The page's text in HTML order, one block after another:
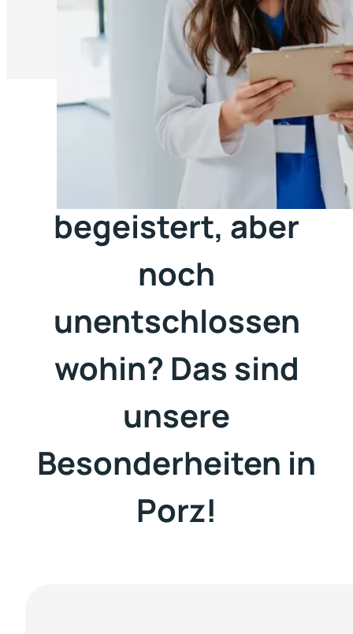
Vom Beruf
begeistert, aber
noch
unentschlossen
wohin? Das sind
unsere
Besonderheiten in
Porz!